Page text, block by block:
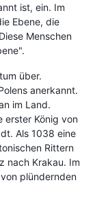
ist, ein. Im
Ebene, die
Menschen
über.
anerkannt.
im Land.
erster König von
Als 1038 eine
Rittern
nach Krakau. Im
plündernden